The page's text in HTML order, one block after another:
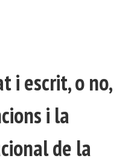
i escrit, o no,
i la
de la